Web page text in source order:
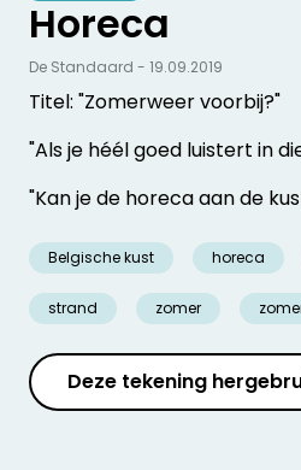
Horeca
Titel: "Zomerweer voorbij?"
"Als je héél goed luistert in
"Kan je de horeca aan de
Belgische kust horeca
strand zomer
De Standaard - 19.09.2019
Deze tekening